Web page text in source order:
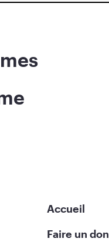
Accueil
Faire un don